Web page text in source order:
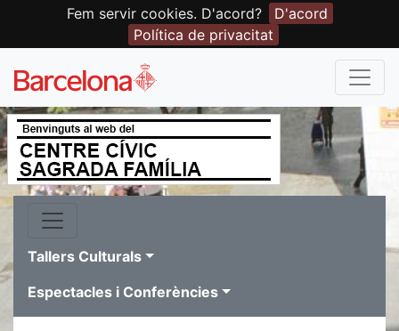
Fem servir cookies. D'acord?
D'acord
Política de privacitat
Tallers Culturals
Espectacles i Conferències